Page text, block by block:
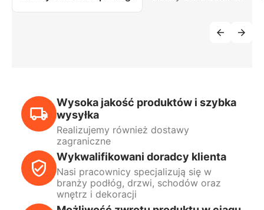
Wysoka jakość produktów i szybka
wysyłka
Realizujemy również dostawy
zagraniczne
Wykwalifikowani doradcy klienta
Nasi pracownicy specjalizują się w
branży podłóg, drzwi, schodów oraz
wnętrz i dekoracji